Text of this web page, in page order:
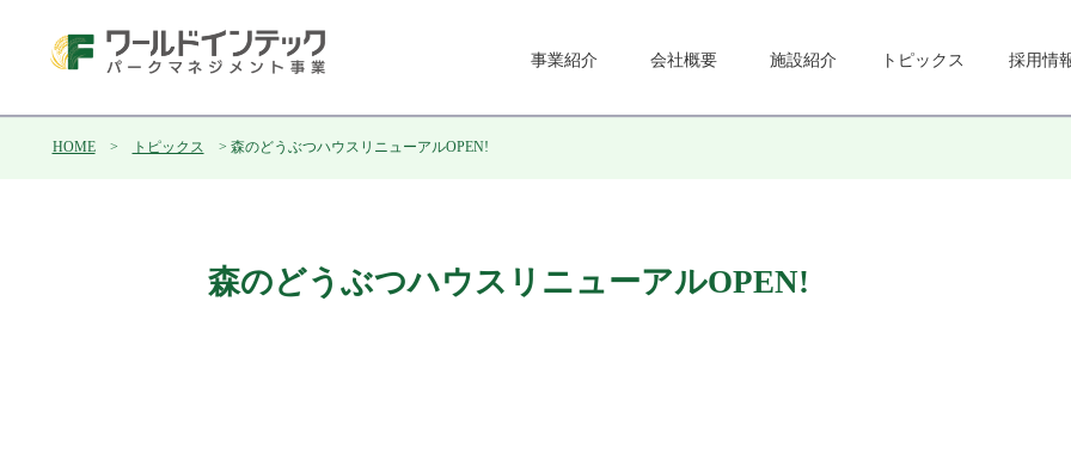
事業紹介 会社概要 施設紹介 トピックス 採用情
HOME> トピックス > 森のどうぶつハウスリニューアルOPEN!
森のどうぶつハウスリニューアルOPEN!